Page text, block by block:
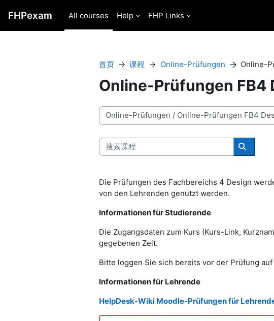
FHPexam All courses Help FHP Links
首页 课程 Online-Prüfungen Online-
Online-Prüfungen FB4
课程类别
搜索课程
搜索课程
Die Prüfungen des Fachbereichs 4 Design
von den Lehrenden genutzt werden.
Informationen für Studierende
Die Zugangsdaten zum Kurs (Kurs-Link,
gegebenen Zeit.
Bitte loggen Sie sich bereits vor der Prüfung
Informationen für Lehrende
HelpDesk-Wiki Moodle-Prüfungen für